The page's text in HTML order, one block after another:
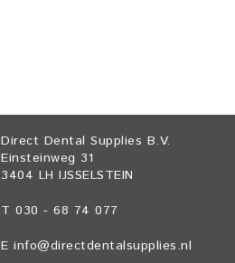
Direct Dental Supplies B.V.
Einsteinweg 31
3404 LH IJSSELSTEIN
T 030 - 68 74 077
E info@directdentalsupplies.nl